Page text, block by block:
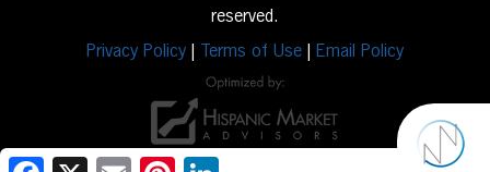
reserved.
Privacy Policy
Terms of Use Email Policy
Facebook
X Email Pinterest